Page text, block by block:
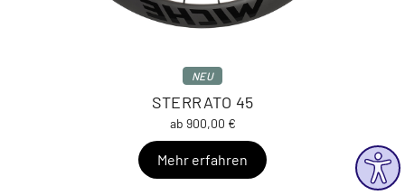
NEU
STERRATO 45
ab 900,00 €
Mehr erfahren